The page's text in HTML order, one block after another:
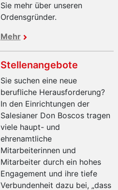
Sie mehr über unseren
Ordensgründer.
Mehr
Stellenangebote
Sie suchen eine neue
berufliche Herausforderung?
In den Einrichtungen der
Salesianer Don Boscos tragen
viele haupt- und
ehrenamtliche
Mitarbeiterinnen und
Mitarbeiter durch ein hohes
Engagement und ihre tiefe
Verbundenheit dazu bei, „dass